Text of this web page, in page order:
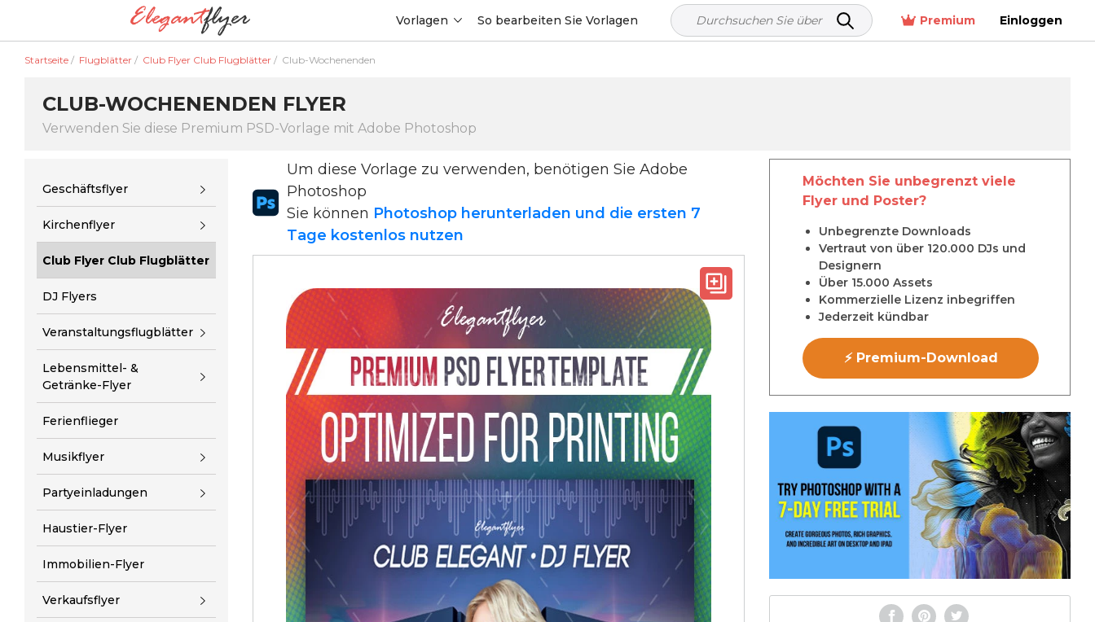
Vorlagen So bearbeiten Sie Vorlagen Premium Einloggen
Startseite / Flugblätter / Club Flyer Club Flugblätter / Club-Wochenenden
CLUB-WOCHENENDEN FLYER
Verwenden Sie diese Premium PSD-Vorlage mit Adobe Photoshop
Geschäftsflyer
Kirchenflyer
Club Flyer Club Flugblätter
DJ Flyers
Veranstaltungsflugblätter
Lebensmittel- &
Getränke-Flyer
Ferienflieger
Musikflyer
Partyeinladungen
Haustier-Flyer
Immobilien-Flyer
Verkaufsflyer
Um diese Vorlage zu verwenden, benötigen Sie Adobe
Photoshop
Sie können Photoshop herunterladen und die ersten 7
Tage kostenlos nutzen
Möchten Sie unbegrenzt viele
Flyer und Poster?
Unbegrenzte Downloads
Vertraut von über 120.000 DJs und
Designern
Über 15.000 Assets
Kommerzielle Lizenz inbegriffen
Jederzeit kündbar
⚡ Premium-Download